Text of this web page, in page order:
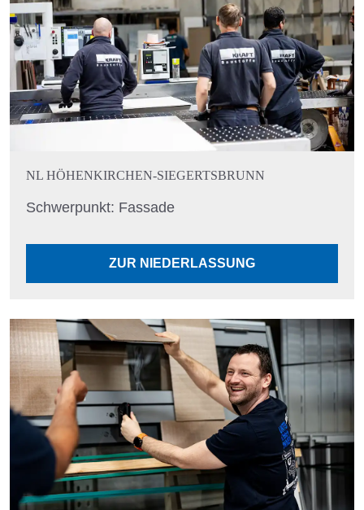
NL HÖHENKIRCHEN-SIEGERTSBRUNN
Schwerpunkt: Fassade
ZUR NIEDERLASSUNG